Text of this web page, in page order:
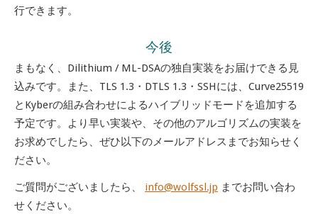
行できます。
今後
まもなく、Dilithium / ML-DSAの独自実装をお届けできる見
込みです。また、TLS 1.3・DTLS 1.3・SSHには、Curve25519
とKyberの組み合わせによるハイブリッドモードを追加する
予定です。より早い実装や、その他のアルゴリズムの実装を
お求めでしたら、ぜひ以下のメールアドレスまでお知らせく
ださい。
ご質問がございましたら、 info@wolfssl.jp までお問い合わ
せください。